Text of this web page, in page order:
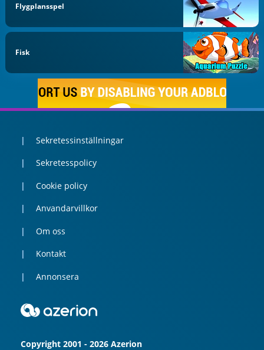
Flygplansspel
Fisk
Sekretessinställningar
Sekretesspolicy
Cookie policy
Anvandarvillkor
Om oss
Kontakt
Annonsera
Copyright 2001 - 2026 Azerion